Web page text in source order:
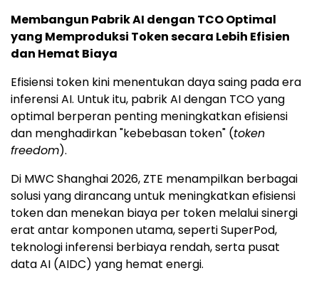
Membangun Pabrik AI dengan TCO Optimal
yang Memproduksi Token secara Lebih Efisien
dan Hemat Biaya
Efisiensi token kini menentukan daya saing pada era
inferensi AI. Untuk itu, pabrik AI dengan TCO yang
optimal berperan penting meningkatkan efisiensi
dan menghadirkan "kebebasan token" (token
freedom).
Di MWC Shanghai 2026, ZTE menampilkan berbagai
solusi yang dirancang untuk meningkatkan efisiensi
token dan menekan biaya per token melalui sinergi
erat antar komponen utama, seperti SuperPod,
teknologi inferensi berbiaya rendah, serta pusat
data AI (AIDC) yang hemat energi.